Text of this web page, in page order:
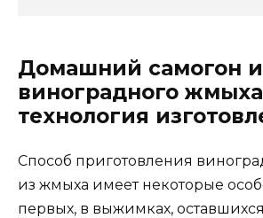
Домашний самогон
виноградного
технология
Способ приготовления
из жмыха имеет некоторые
первых, в выжимках,